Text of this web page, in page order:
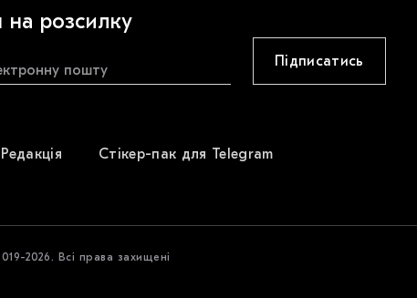
на розсилку
Підписатись
Редакція Стікер-пак для Telegram
2026. Всі права захищені